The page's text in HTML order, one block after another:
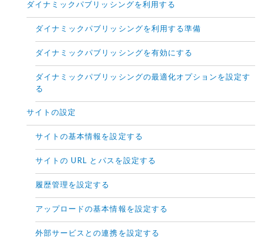
ダイナミックパブリッシングを利用する
ダイナミックパブリッシングを利用する準備
ダイナミックパブリッシングを有効にする
ダイナミックパブリッシングの最適化オプションを設定す
る
サイトの設定
サイトの基本情報を設定する
サイトの URL とパスを設定する
履歴管理を設定する
アップロードの基本情報を設定する
外部サービスとの連携を設定する